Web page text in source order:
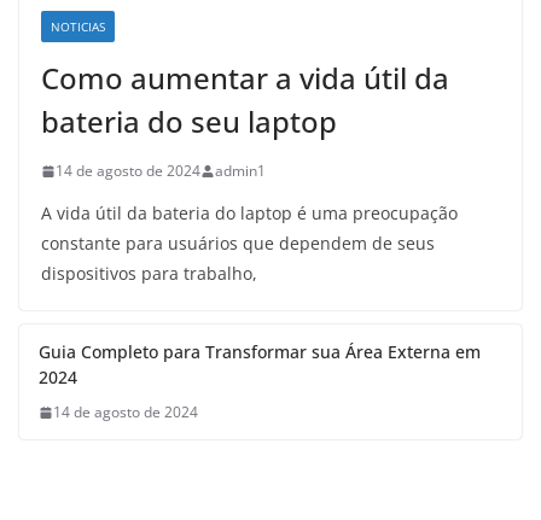
NOTICIAS
Como aumentar a vida útil da
bateria do seu laptop
14 de agosto de 2024 admin1
A vida útil da bateria do laptop é uma preocupação
constante para usuários que dependem de seus
dispositivos para trabalho,
Guia Completo para Transformar sua Área Externa em
2024
14 de agosto de 2024